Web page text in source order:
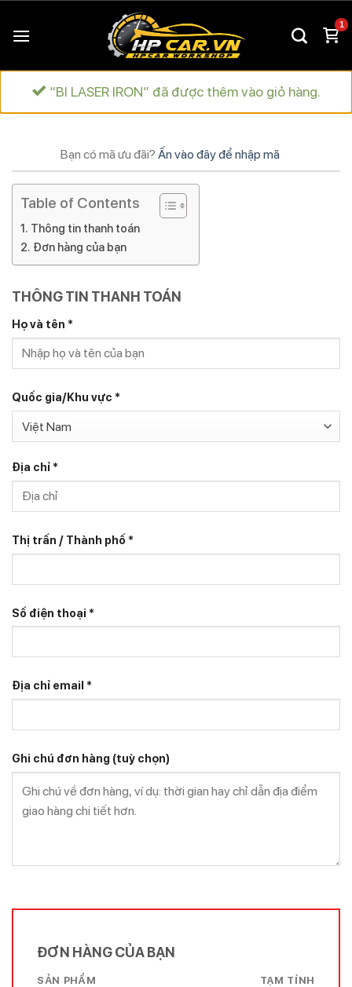
đến
dung
“BI LASER IRON” đã được thêm vào giỏ hàng.
Bạn có mã ưu đãi? Ấn vào đây để nhập mã
Table of Contents
Thông tin thanh toán
Đơn hàng của bạn
THÔNG TIN THANH TOÁN
Họ và tên *
Quốc gia/Khu vực *
Việt Nam
Địa chỉ *
Thị trấn / Thành phố *
Số điện thoại *
Địa chỉ email *
Ghi chú đơn hàng (tuỳ chọn)
ĐƠN HÀNG CỦA BẠN
SẢN PHẨM TẠM TÍNH